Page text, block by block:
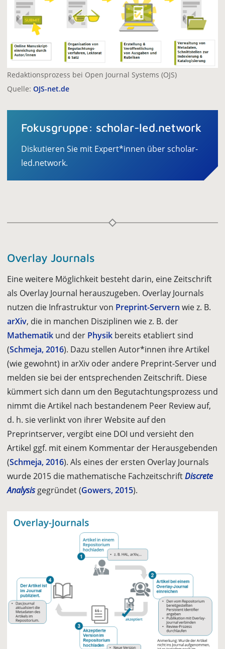
Redaktionsprozess bei Open Journal Systems (OJS)
Quelle: OJS-net.de
Fokusgruppe: scholar-led.network
Diskutieren Sie mit Expert*innen über scholar-
led.network.
Overlay Journals
Eine weitere Möglichkeit besteht darin, eine Zeitschrift
als Overlay Journal herauszugeben. Overlay Journals
nutzen die Infrastruktur von Preprint-Servern wie z. B.
arXiv, die in manchen Disziplinen wie z. B. der
Mathematik und der Physik bereits etabliert sind
(Schmeja, 2016). Dazu stellen Autor*innen ihre Artikel
(wie gewohnt) in arXiv oder andere Preprint-Server und
melden sie bei der entsprechenden Zeitschrift. Diese
kümmert sich dann um den Begutach­tungsprozess und
nimmt die Artikel nach bestandenem Peer Review auf,
d. h. sie verlinkt von ihrer Website auf den
Preprintserver, vergibt eine DOI und versieht den
Artikel ggf. mit einem Kommentar der Herausgebenden
(Schmeja, 2016). Als eines der ersten Overlay Journals
wurde 2015 die mathematische FachzeitschriftDiscrete
Analysisgegründet (Gowers, 2015).